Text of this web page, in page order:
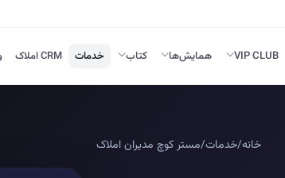
VIP CLUB همایش‌ها کتاب خدمات CRM املاک
خانه/خدمات/مستر کوچ مدیران املاک